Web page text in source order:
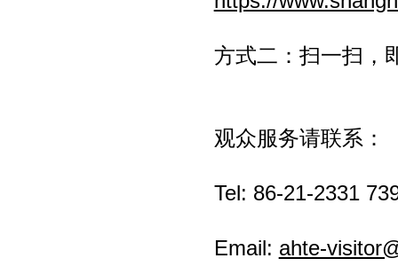
方式二：扫一扫，
观众服务请联系：
Tel: 86-21-2331
Email: ahte-